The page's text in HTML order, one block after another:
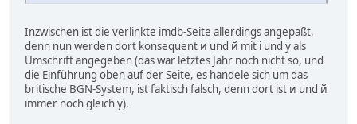
Inzwischen ist die verlinkte imdb-Seite allerdings angepaßt,
denn nun werden dort konsequent и und й mit i und y als
Umschrift angegeben (das war letztes Jahr noch nicht so, und
die Einführung oben auf der Seite, es handele sich um das
britische BGN-System, ist faktisch falsch, denn dort ist и und й
immer noch gleich y).